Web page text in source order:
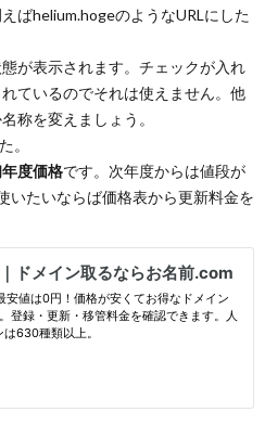
ばhelium.hogeのようなURLにした
が表示されます。チェックが入れ
ているのでそれは使えません。他
称を変えましょう。
。
度価格です。次年度からは値段が
いたいならば価格表から更新料金を